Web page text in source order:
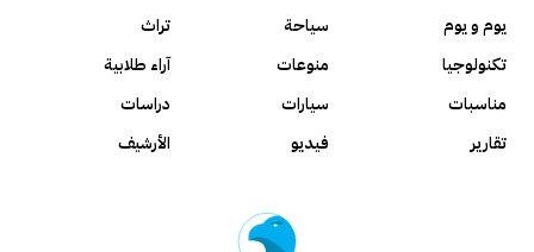
يوم و يوم
سياحة
تراث
تكنولوجيا
منوعات
آراء طلابية
مناسبات
سيارات
دراسات
تقارير
فيديو الأرشيف